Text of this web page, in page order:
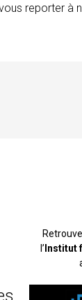
reporter à
l’ Institut